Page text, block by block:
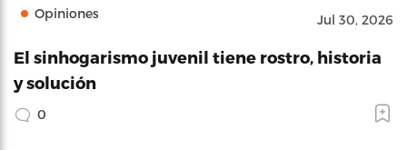
Opiniones Jul 30, 2026
El sinhogarismo juvenil tiene rostro, historia
y solución
0